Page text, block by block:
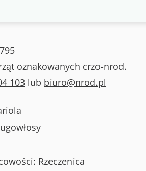
oznakowanych crzo-nrod.
103 lub biuro@nrod.pl
Rzeczenica